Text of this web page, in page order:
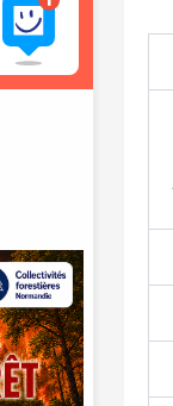
démarches
cliquant sur le